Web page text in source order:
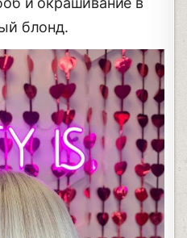
блонд.